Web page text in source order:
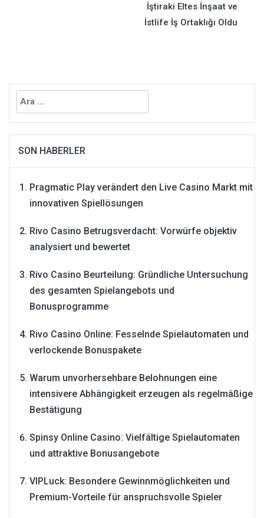
İştiraki Eltes İnşaat ve
İstlife İş Ortaklığı Oldu
Arama:
SON HABERLER
Pragmatic Play verändert den Live Casino Markt mit
innovativen Spiellösungen
Rivo Casino Betrugsverdacht: Vorwürfe objektiv
analysiert und bewertet
Rivo Casino Beurteilung: Gründliche Untersuchung
des gesamten Spielangebots und
Bonusprogramme
Rivo Casino Online: Fesselnde Spielautomaten und
verlockende Bonuspakete
Warum unvorhersehbare Belohnungen eine
intensivere Abhängigkeit erzeugen als regelmäßige
Bestätigung
Spinsy Online Casino: Vielfältige Spielautomaten
und attraktive Bonusangebote
VIPLuck: Besondere Gewinnmöglichkeiten und
Premium-Vorteile für anspruchsvolle Spieler